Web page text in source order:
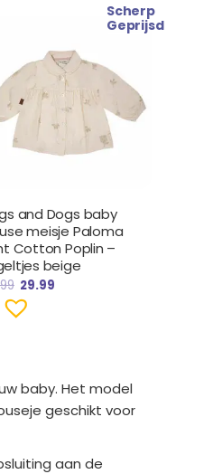
Scherp
Geprijsd
and Dogs baby
meisje Paloma
Cotton Poplin –
beige
Oorspronkelijke
was:
€ 32.99.
29.99
is:
€ 29.99.
baby. Het model
geschikt voor
aan de